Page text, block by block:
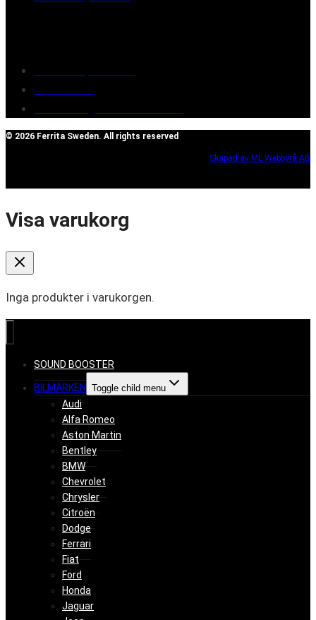
© 2026 Ferrita Sweden. All rights reserved
Skapad av ML Webbyrå AB
Visa varukorg
Inga produkter i varukorgen.
SOUND BOOSTER
BILMÄRKEN Toggle child menu
Audi
Alfa Romeo
Aston Martin
Bentley
BMW
Chevrolet
Chrysler
Citroën
Dodge
Ferrari
Fiat
Ford
Honda
Jaguar